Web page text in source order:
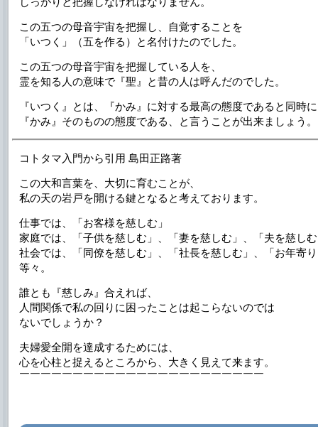
この五つの母音宇宙を把握し、自覚することを
「いつく」（五を作る）と名付けたのでした。
この五つの母音宇宙を把握している人を、
霊を知る人の意味で『聖』と昔の人は呼んだのでした。
『いつく』とは、『かみ』に対する最高の態度であると同時に
『かみ』そのものの態度である、と言うことが出来ましょう。
コトタマ入門から引用 島田正路著
この大和言葉を、大切に育むことが、
私の天の岩戸を開ける鍵となると考えております。
仕事では、「お客様を慈しむ」
家庭では、「子供を慈しむ」、「妻を慈しむ」、「夫を慈し
社会では、「同僚を慈しむ」、「社長を慈しむ」、「お年寄
等々。
誰とも『慈しみ』合えれば、
人間関係で私の回りに困ったことは起こらないのでは
ないでしょうか？
夫婦愛全開を達成するためには、
心を心柱と捉えるところから、大きく見えて来ます。
￣￣￣￣￣￣￣￣￣￣￣￣￣￣￣￣￣￣￣￣￣￣￣